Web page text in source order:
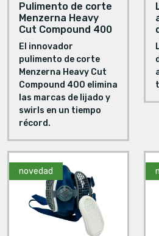
Pulimento de corte
Menzerna Heavy
Cut Compound 400
El innovador
pulimento de corte
Menzerna Heavy Cut
Compound 400 elimina
las marcas de lijado y
swirls en un tiempo
récord.
novedad